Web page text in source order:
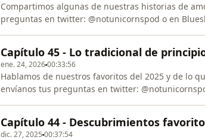
Compartimos algunas de nuestras historias de
preguntas en twitter: @notunicornspod o en
Capítulo 45 - Lo tradicional de
ene. 24, 202600:33:56
Hablamos de nuestros favoritos del 2025 y de lo
envíanos tus preguntas en twitter:
Capítulo 44 - Descubrimientos
dic. 27, 2025 00:37:54